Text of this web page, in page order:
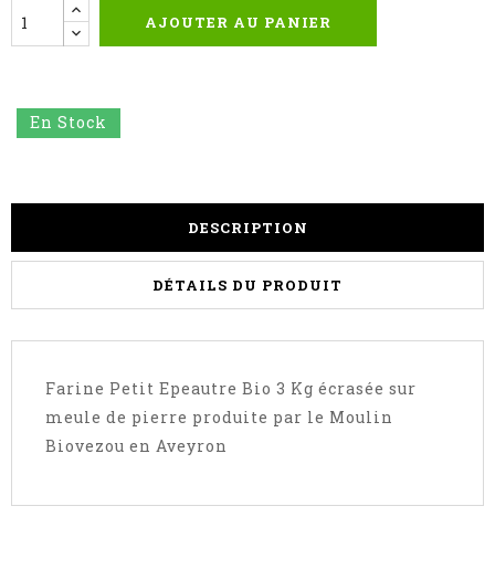
AJOUTER AU PANIER
En Stock
DESCRIPTION
DÉTAILS DU PRODUIT
Farine Petit Epeautre Bio 3 Kg écrasée sur
meule de pierre produite par le Moulin
Biovezou en Aveyron